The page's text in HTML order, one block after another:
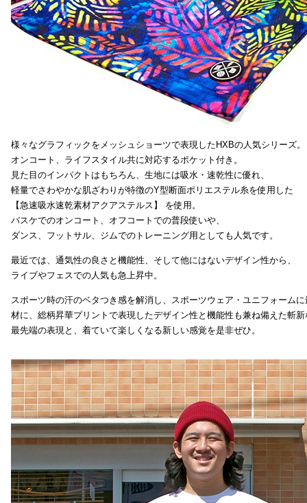
様々なグラフィックをメッシュショーツで表現したHXBの人気シリーズ。
オンコート、ライフスタイル共に対応するポケット付き。
見た目のインパクトはもちろん、生地には吸水・速乾性に優れ、
軽量でさわやかな肌ざわりが特徴のY型断面ポリエステル糸を使用した
【急速吸水速乾素材アクアステルス】 を使用。
バスケでのオンコート、オフコートでの普段使いや、
ダンス、フットサル、ジムでのトレーニング用としても人気です。
最近では、通気性の良さと機能性、そして他にはないデザイン性から、
ライブやフェスでの人気も急上昇中。
スポーツ時の汗のベタつき感を解消し、スポーツウェア・ユニフォーム
材に、総柄昇華プリントで表現したデザイン性と機能性も兼ね備えた斬
最先端の表現と、着ていて楽しくなる新しい感覚を是非ぜひ。